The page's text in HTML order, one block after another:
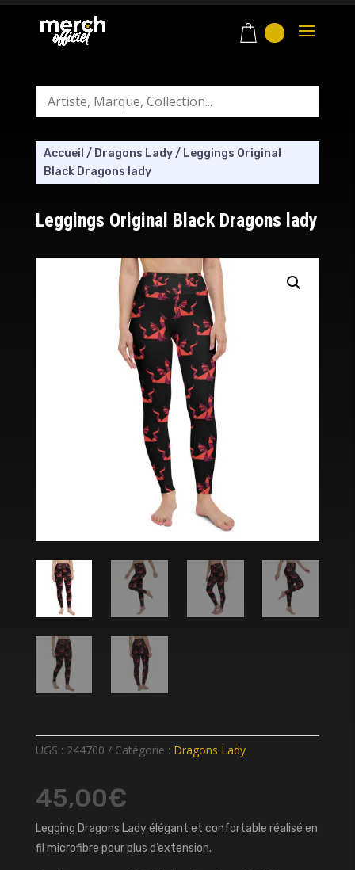
Accueil / Dragons Lady/ Leggings Original
Black Dragons lady
Leggings Original Black Dragons lady
UGS : 244700 Catégorie : Dragons Lady
45,00€
Legging Dragons Lady élégant et confortable réalisé en
fil microfibre pour plus d’extension.